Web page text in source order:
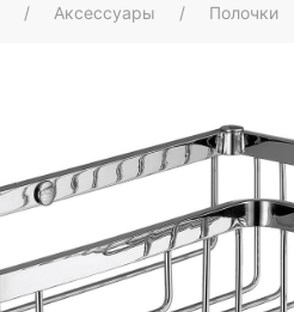
Аксессуары Полочки